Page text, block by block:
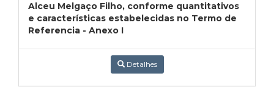
Alceu Melgaço Filho, conforme quantitativos
e características estabelecidas no Termo de
Referencia - Anexo I
Detalhes